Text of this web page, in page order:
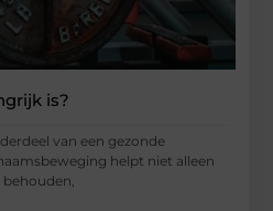
is?
van een gezonde
helpt niet alleen